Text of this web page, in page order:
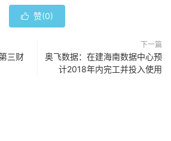
 赞(0)
三财
下一篇
奥飞数据：在建海南数据中心预
计2018年内完工并投入使用